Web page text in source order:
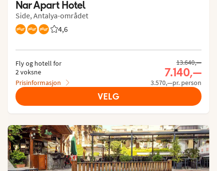
Nar Apart Hotel
Side, Antalya-området
4,6
Vurdering fra Vings gjester: 4.621/5
Fly og hotell for
2 voksne
Prisinformasjon
13.640,—
7.140,—
3.570,—pr. person
VELG